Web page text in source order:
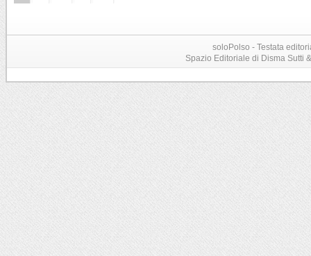
soloPolso - Testata
Spazio Editoriale di Disma Sutti